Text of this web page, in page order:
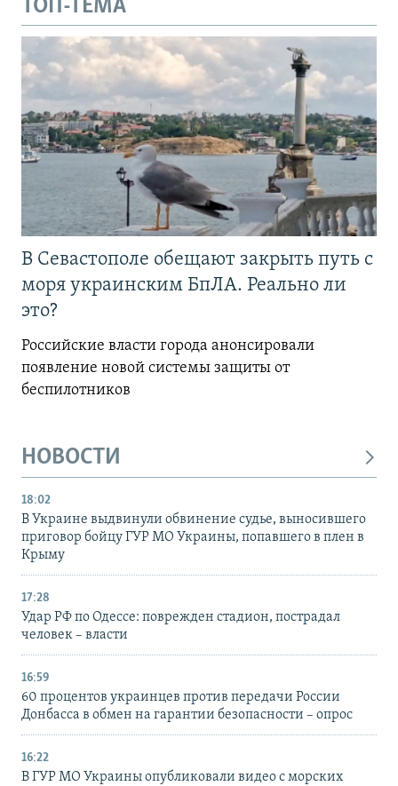
ТОП-ТЕМА
В Севастополе обещают закрыть путь с
моря украинским БпЛА. Реально ли
это?
Российские власти города анонсировали
появление новой системы защиты от
беспилотников
НОВОСТИ
18:02
В Украине выдвинули обвинение судье, выносившего
приговор бойцу ГУР МО Украины, попавшего в плен в
Крыму
17:28
Удар РФ по Одессе: поврежден стадион, пострадал
человек – власти
16:59
60 процентов украинцев против передачи России
Донбасса в обмен на гарантии безопасности – опрос
16:22
В ГУР МО Украины опубликовали видео с морских